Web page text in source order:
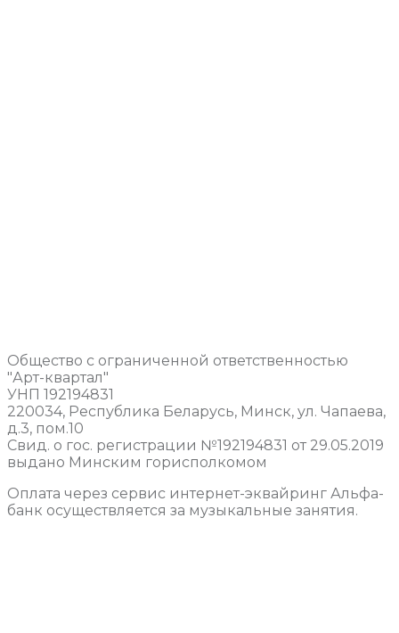
Общество с ограниченной ответственностью
"Арт-квартал"
УНП 192194831
220034, Республика Беларусь, Минск, ул. Чапаева,
д.3, пом.10
Свид. о гос. регистрации №192194831 от 29.05.2019
выдано Минским горисполкомом
Оплата через сервис интернет-эквайринг Альфа-
банк осуществляется за музыкальные занятия.